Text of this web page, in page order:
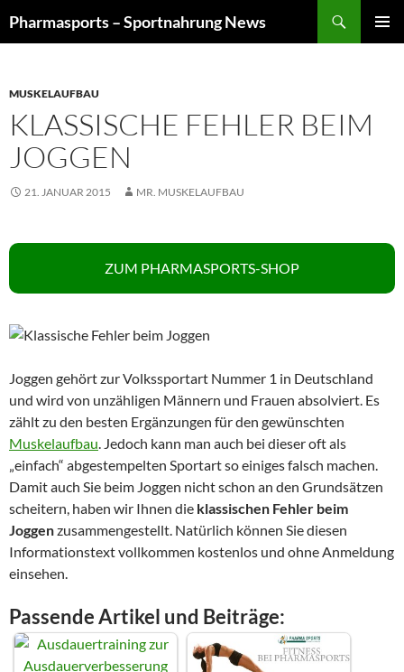
Inhalt
Pharmasports – Sportnahrung News
MUSKELAUFBAU
KLASSISCHE FEHLER BEIM
JOGGEN
21. JANUAR 2015 MR. MUSKELAUFBAU
ZUM PHARMASPORTS-SHOP
Joggen gehört zur Volkssportart Nummer 1 in Deutschland
und wird von unzähligen Männern und Frauen absolviert. Es
zählt zu den besten Ergänzungen für den gewünschten
Muskelaufbau. Jedoch kann man auch bei dieser oft als
„einfach“ abgestempelten Sportart so einiges falsch machen.
Damit auch Sie beim Joggen nicht schon an den Grundsätzen
scheitern, haben wir Ihnen die klassischen Fehler beim
Joggenzusammengestellt. Natürlich können Sie diesen
Informationstext vollkommen kostenlos und ohne Anmeldung
einsehen.
Passende Artikel und Beiträge: